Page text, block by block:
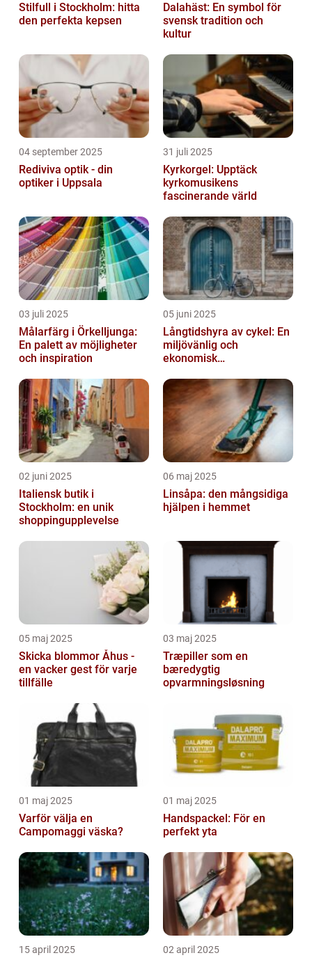
Stilfull i Stockholm: hitta
den perfekta kepsen
Dalahäst: En symbol för
svensk tradition och
kultur
04 september 2025
Rediviva optik - din
optiker i Uppsala
31 juli 2025
Kyrkorgel: Upptäck
kyrkomusikens
fascinerande värld
03 juli 2025
Målarfärg i Örkelljunga:
En palett av möjligheter
och inspiration
05 juni 2025
Långtidshyra av cykel: En
miljövänlig och
ekonomisk
02 juni 2025
Italiensk butik i
Stockholm: en unik
shoppingupplevelse
06 maj 2025
Linsåpa: den mångsidiga
hjälpen i hemmet
05 maj 2025
Skicka blommor Åhus -
en vacker gest för varje
tillfälle
03 maj 2025
Træpiller som en
bæredygtig
opvarmningsløsning
01 maj 2025
Varför välja en
Campomaggi väska?
01 maj 2025
Handspackel: För en
perfekt yta
15 april 2025 02 april 2025